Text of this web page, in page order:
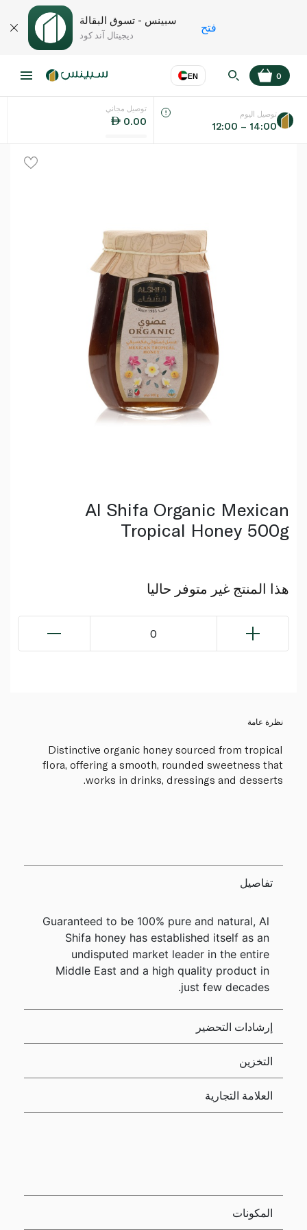
سبينس - تسوق البقالة
ديجيتال آند كود
فتح
EN
اللغة عر
0
توصيل مجاني
0.00
توصيل اليوم
12:00 – 14:00
Al Shifa Organic Mexican
Tropical Honey 500g
هذا المنتج غير متوفر حاليا
0
نظرة عامة
Distinctive organic honey sourced from tropical
flora, offering a smooth, rounded sweetness that
works in drinks, dressings and desserts.
تفاصيل
Guaranteed to be 100% pure and natural, Al
Shifa honey has established itself as an
undisputed market leader in the entire
Middle East and a high quality product in
just few decades.
إرشادات التحضير
التخزين
العلامة التجارية
المكونات